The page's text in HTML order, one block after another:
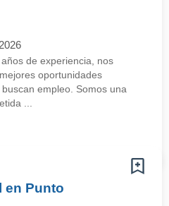
de experiencia, nos
oportunidades
empleo. Somos una
...
en Punto